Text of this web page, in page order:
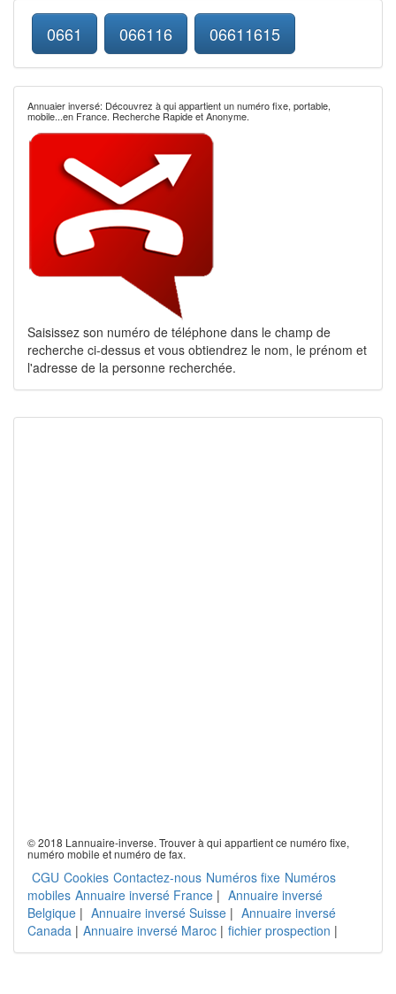
0661 066116 06611615
Annuaier inversé: Découvrez à qui appartient un numéro fixe, portable,
mobile...en France. Recherche Rapide et Anonyme.
Saisissez son numéro de téléphone dans le champ de
recherche ci-dessus et vous obtiendrez le nom, le prénom et
l'adresse de la personne recherchée.
© 2018 Lannuaire-inverse. Trouver à qui appartient ce numéro fixe,
numéro mobile et numéro de fax.
CGU Cookies Contactez-nous Numéros fixe Numéros
mobiles Annuaire inversé France | Annuaire inversé
Belgique | Annuaire inversé Suisse | Annuaire inversé
Canada | Annuaire inversé Maroc | fichier prospection |